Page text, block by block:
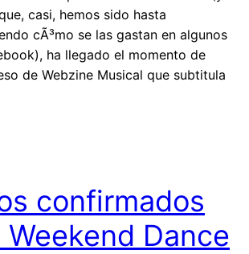
casi, hemos sido hasta
cÃ³mo se las gastan en algunos
ha llegado el momento de
de Webzine Musical que subtitula
confirmados
Weekend Dance